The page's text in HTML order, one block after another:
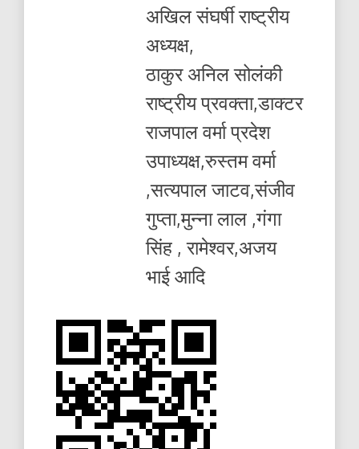
अखिल संघर्षी राष्ट्रीय
अध्यक्ष,
ठाकुर अनिल सोलंकी
राष्ट्रीय प्रवक्ता,डाक्टर
राजपाल वर्मा प्रदेश
उपाध्यक्ष,रुस्तम वर्मा
,सत्यपाल जाटव,संजीव
गुप्ता,मुन्ना लाल ,गंगा
सिंह , रामेश्वर,अजय
भाई आदि